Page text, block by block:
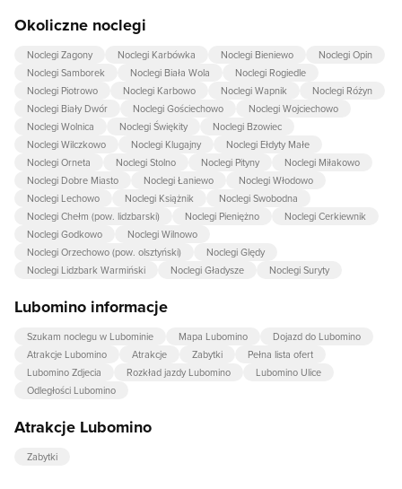
Okoliczne noclegi
Noclegi Zagony Noclegi Karbówka Noclegi Bieniewo
Noclegi Opin
Noclegi Samborek
Noclegi Biała Wola
Noclegi Rogiedle
Noclegi Piotrowo
Noclegi Karbowo Noclegi Wapnik
Noclegi Różyn
Noclegi Biały Dwór
Noclegi Gościechowo
Noclegi Wojciechowo
Noclegi Wolnica
Noclegi Świękity
Noclegi Bzowiec
Noclegi Wilczkowo
Noclegi Klugajny
Noclegi Ełdyty Małe
Noclegi Orneta
Noclegi Stolno Noclegi Pityny
Noclegi Miłakowo
Noclegi Dobre Miasto
Noclegi Łaniewo
Noclegi Włodowo
Noclegi Lechowo
Noclegi Książnik
Noclegi Swobodna
Noclegi Chełm (pow. lidzbarski)
Noclegi Pieniężno
Noclegi Cerkiewnik
Noclegi Godkowo
Noclegi Wilnowo
Noclegi Orzechowo (pow. olsztyński)
Noclegi Ględy
Noclegi Lidzbark Warmiński
Noclegi Gładysze Noclegi Suryty
Lubomino informacje
Szukam noclegu w Lubominie Mapa Lubomino
Dojazd do Lubomino
Atrakcje Lubomino
Atrakcje Zabytki
Pełna lista ofert
Lubomino Zdjecia
Rozkład jazdy Lubomino
Lubomino Ulice
Odległości Lubomino
Atrakcje Lubomino
Zabytki